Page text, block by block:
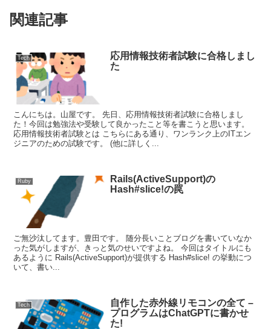
関連記事
Tech
応用情報技術者試験に合格しまし
た
こんにちは。山屋です。 先日、応用情報技術者試験に合格しまし
た！今回は勉強法や受験して良かったこと等を書こうと思います。
応用情報技術者試験とは こちらにある通り、ワンランク上のITエン
ジニアのための試験です。 (他に詳しく...
Ruby
Rails(ActiveSupport)の
Hash#slice!の罠
ご無沙汰してます。豊田です。 随分長いことブログを書いていなか
った気がしますが、きっと気のせいですよね。 今回はタイトルにも
あるように Rails(ActiveSupport)が提供する Hash#slice! の挙動につ
いて、書い...
Tech
自作した赤外線リモコンの全て –
プログラムはChatGPTに書かせ
た!